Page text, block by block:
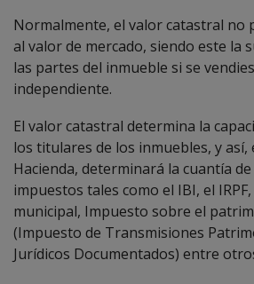
Normalmente, el valor catastral no
al valor de mercado, siendo este la
las partes del inmueble si se
independiente.
El valor catastral determina la
los titulares de los inmuebles, y
Hacienda, determinará la cuantía
impuestos tales como el IBI, el
municipal, Impuesto sobre el
(Impuesto de Transmisiones
Jurídicos Documentados) entre